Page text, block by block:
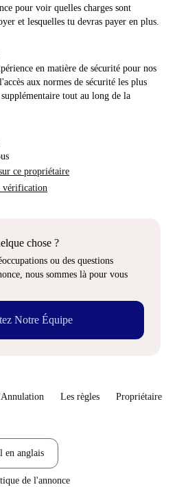
pour voir quelles charges sont
et lesquelles tu devras payer en plus.
en matière de sécurité pour nos
aux normes de sécurité les plus
tout au long de la
ce propriétaire
vérification
chose ?
ou des questions
nous sommes là pour vous
Notre Équipe
Les règles Propriétaire
en anglais
de l'annonce